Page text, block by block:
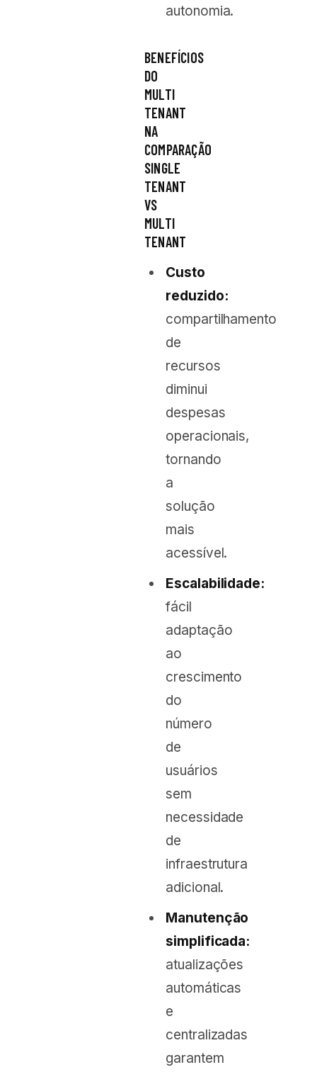
autonomia.
BENEFÍCIOS
DO
MULTI
TENANT
NA
COMPARAÇÃO
SINGLE
TENANT
VS
MULTI
TENANT
Custo
reduzido:
compartilhamento
de
recursos
diminui
despesas
operacionais,
tornando
a
solução
mais
acessível.
Escalabilidade:
fácil
adaptação
ao
crescimento
do
número
de
usuários
sem
necessidade
de
infraestrutura
adicional.
Manutenção
simplificada:
atualizações
automáticas
e
centralizadas
garantem